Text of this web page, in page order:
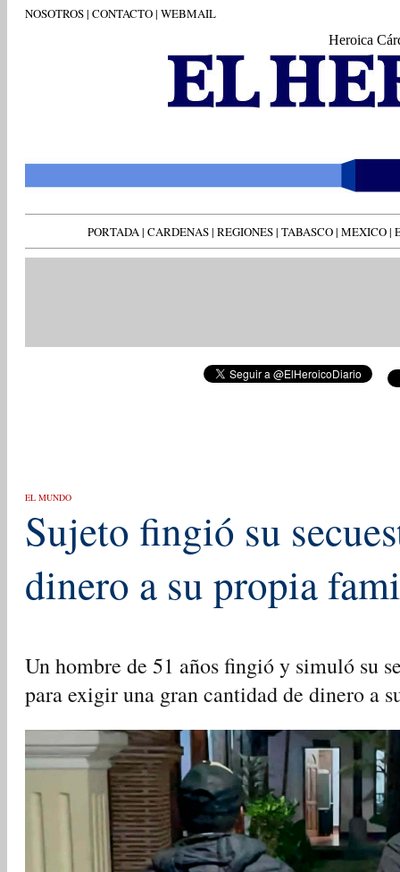
NOSOTROS| CONTACTO| WEBMAIL
Heroica
PORTADA| CARDENAS| REGIONES| TABASCO| MEXICO|
EL MUNDO
Sujeto fingió su
dinero a su propia
Un hombre de 51 años fingió y simuló su
para exigir una gran cantidad de dinero a